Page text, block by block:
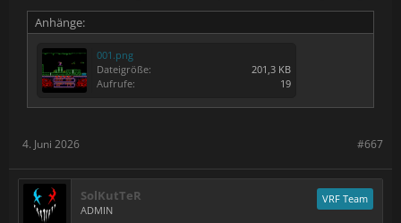
Anhänge:
001.png
Dateigröße:
201,3 KB
Aufrufe:
19
#667
4. Juni 2026
SolKutTeR
ADMIN
VRF Team